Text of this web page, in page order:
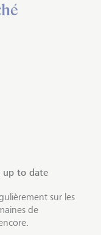
up to date
sur les
de